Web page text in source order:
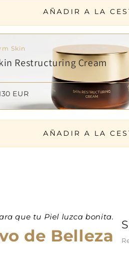
AÑADIR A LA
Skin
Restructuring Cream
EUR
AÑADIR A LA
que tu Piel luzca bonita.
de Belleza